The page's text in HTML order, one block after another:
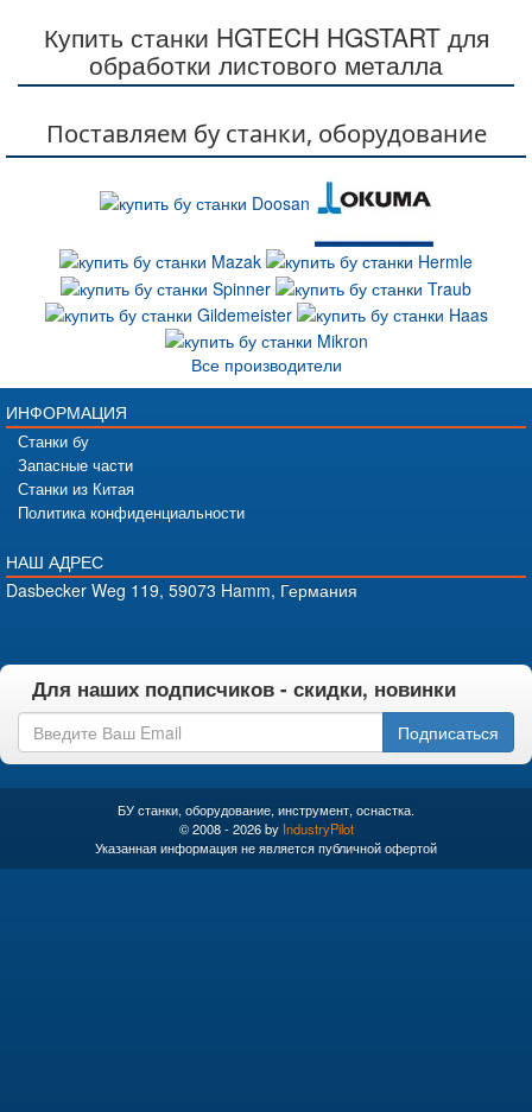
Купить станки HGTECH HGSTART для
обработки листового металла
Поставляем бу станки, оборудование
Все производители
ИНФОРМАЦИЯ
Станки бу
Запасные части
Станки из Китая
Политика конфиденциальности
НАШ АДРЕС
Dasbecker Weg 119, 59073 Hamm, Германия
Для наших подписчиков - скидки, новинки
Подписаться
БУ станки, оборудование, инструмент, оснастка.
© 2008 - 2026 by IndustryPilot
Указанная информация не является публичной офертой